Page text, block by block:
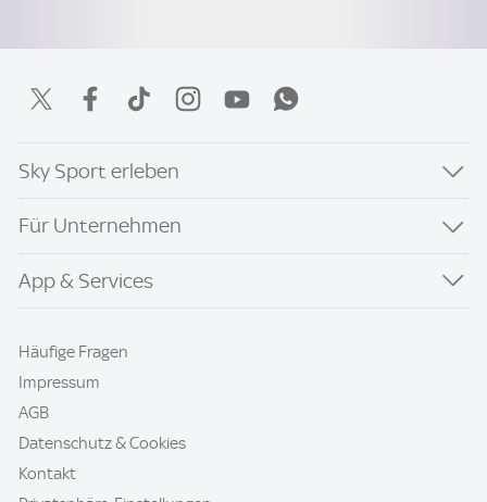
Sky Sport erleben
Für Unternehmen
App & Services
Häufige Fragen
Impressum
AGB
Datenschutz & Cookies
Kontakt